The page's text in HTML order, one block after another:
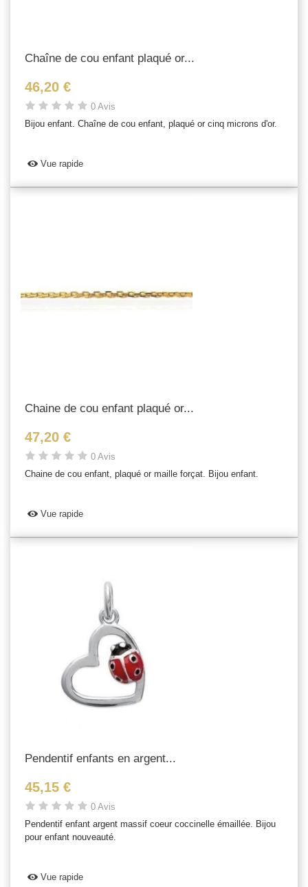
Chaîne de cou enfant plaqué or...
46,20 €
0 Avis
Bijou enfant. Chaîne de cou enfant, plaqué or cinq microns d'or.
Vue rapide
Chaine de cou enfant plaqué or...
47,20 €
0 Avis
Chaine de cou enfant, plaqué or maille forçat. Bijou enfant.
Vue rapide
Pendentif enfants en argent...
45,15 €
0 Avis
Pendentif enfant argent massif coeur coccinelle émaillée. Bijou
pour enfant nouveauté.
Vue rapide